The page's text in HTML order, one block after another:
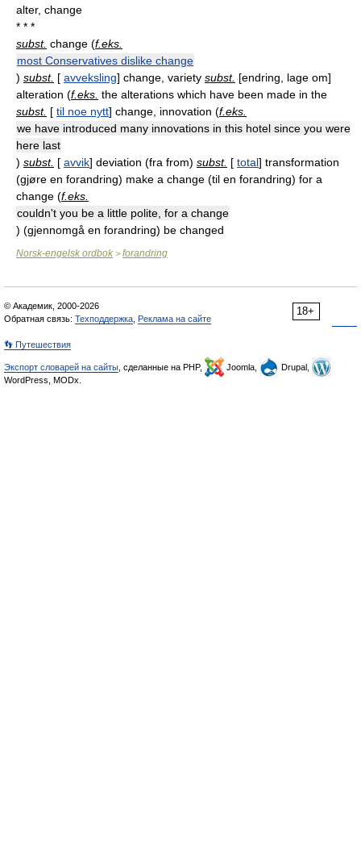
alter, change
* * *
subst. change (f.eks.
most Conservatives dislike change
) subst. [ avveksling] change, variety subst. [endring, lage om]
alteration (f.eks. the alterations which have been made in the
subst. [ til noe nytt] change, innovation (f.eks.
we have introduced many innovations in this hotel since you were
here last
) subst. [ avvik] deviation (fra from) subst. [ total] transformation
(gjøre en forandring) make a change (til en forandring) for a
change (f.eks.
couldn't you be a little polite, for a change
) (gjennomgå en forandring) be changed
Norsk-engelsk ordbok > forandring
18+
© Академик, 2000-2026
Обратная связь: Техподдержка Реклама на сайте
👣 Путешествия
Экспорт словарей на сайты , сделанные на PHP, Joomla,
Drupal,
WordPress, MODx.